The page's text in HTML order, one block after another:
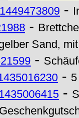
-
-
Sand,
-
-
-